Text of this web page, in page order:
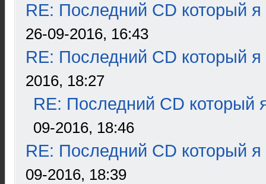
RE: Последний CD который я
26-09-2016, 16:43
RE: Последний CD который я
2016, 18:27
RE: Последний CD который
09-2016, 18:46
RE: Последний CD который я
09-2016, 18:39